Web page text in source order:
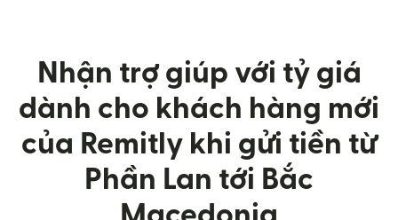
Nhận trợ giúp với tỷ giá
dành cho khách hàng mới
của Remitly khi gửi tiền từ
Phần Lan tới Bắc